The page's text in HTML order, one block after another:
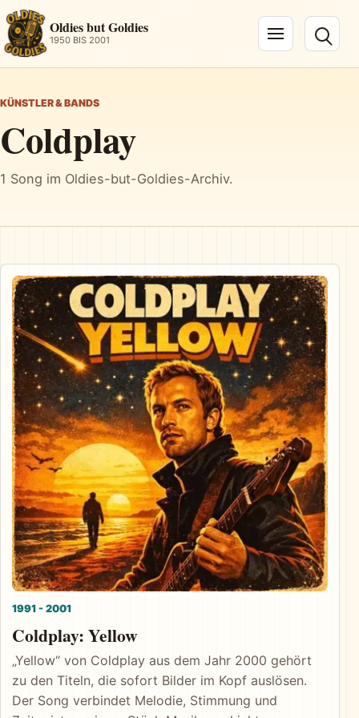
Oldies but Goldies
1950 BIS 2001
Navigation öffnen
KÜNSTLER & BANDS
Coldplay
1 Song im Oldies-but-Goldies-Archiv.
1991 - 2001
Coldplay: Yellow
„Yellow“ von Coldplay aus dem Jahr 2000 gehört
zu den Titeln, die sofort Bilder im Kopf auslösen.
Der Song verbindet Melodie, Stimmung und